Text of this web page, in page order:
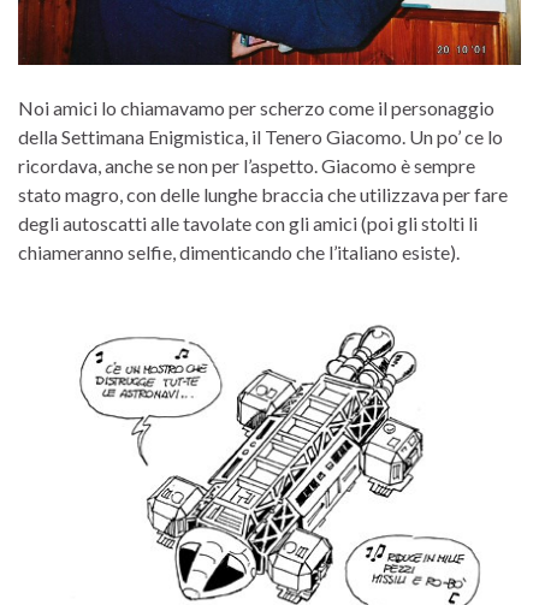
Noi amici lo chiamavamo per scherzo come il personaggio
della Settimana Enigmistica, il Tenero Giacomo. Un po’ ce lo
ricordava, anche se non per l’aspetto. Giacomo è sempre
stato magro, con delle lunghe braccia che utilizzava per fare
degli autoscatti alle tavolate con gli amici (poi gli stolti li
chiameranno selfie, dimenticando che l’italiano esiste).